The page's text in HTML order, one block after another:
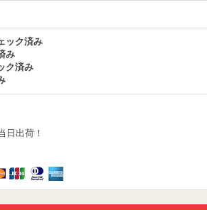
ック済み
み
ク済み
日出荷！